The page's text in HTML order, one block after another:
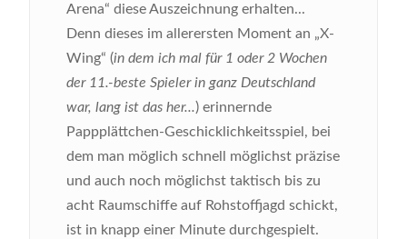
Arena“ diese Auszeichnung erhalten...
Denn dieses im allerersten Moment an „X-
Wing“ (in dem ich mal für 1 oder 2 Wochen
der 11.-beste Spieler in ganz Deutschland
war, lang ist das her...) erinnernde
Pappplättchen-Geschicklichkeitsspiel, bei
dem man möglich schnell möglichst präzise
und auch noch möglichst taktisch bis zu
acht Raumschiffe auf Rohstoffjagd schickt,
ist in knapp einer Minute durchgespielt.